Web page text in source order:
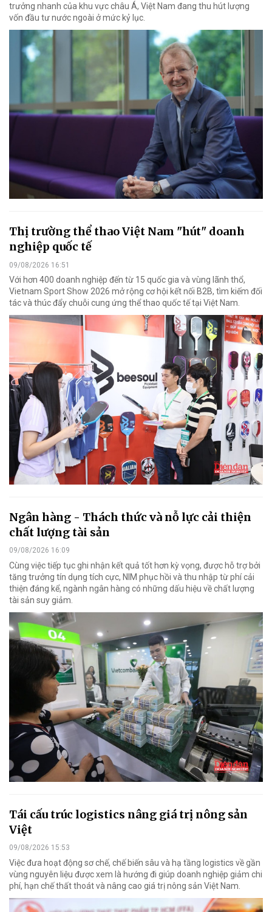
trưởng nhanh của khu vực châu Á, Việt Nam đang thu hút lượng
vốn đầu tư nước ngoài ở mức kỷ lục.
Thị trường thể thao Việt Nam "hút" doanh
nghiệp quốc tế
09/08/2026 16:51
Với hơn 400 doanh nghiệp đến từ 15 quốc gia và vùng lãnh thổ,
Vietnam Sport Show 2026 mở rộng cơ hội kết nối B2B, tìm kiếm đối
tác và thúc đẩy chuỗi cung ứng thể thao quốc tế tại Việt Nam.
Ngân hàng - Thách thức và nỗ lực cải thiện
chất lượng tài sản
09/08/2026 16:09
Cùng việc tiếp tục ghi nhận kết quả tốt hơn kỳ vọng, được hỗ trợ bởi
tăng trưởng tín dụng tích cực, NIM phục hồi và thu nhập từ phí cải
thiện đáng kể, ngành ngân hàng có những dấu hiệu về chất lượng
tài sản suy giảm.
Tái cấu trúc logistics nâng giá trị nông sản
Việt
09/08/2026 15:53
Việc đưa hoạt động sơ chế, chế biến sâu và hạ tầng logistics về gần
vùng nguyên liệu được xem là hướng đi giúp doanh nghiệp giảm chi
phí, hạn chế thất thoát và nâng cao giá trị nông sản Việt Nam.